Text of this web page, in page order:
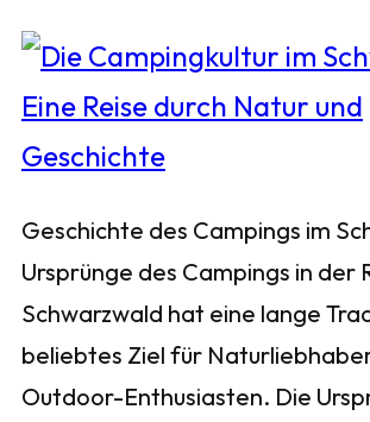
Geschichte des Campings im
Ursprünge des Campings in der
Schwarzwald hat eine lange
beliebtes Ziel für
Outdoor-Enthusiasten. Die